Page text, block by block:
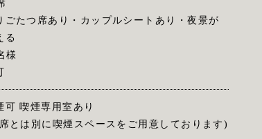
ごたつ席あり・カップルシートあり・夜景が
る
様
可 喫煙専用室あり
とは別に喫煙スペースをご用意しております)